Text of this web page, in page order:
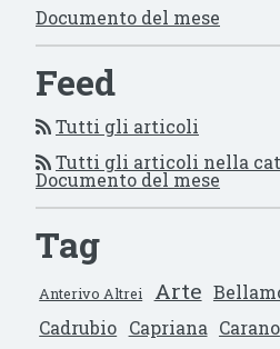
Documento del mese
Feed
Tutti gli articoli
Tutti gli articoli nella
Documento del mese
Tag
Anterivo Altrei Arte
Cadrubio Capriana Carano